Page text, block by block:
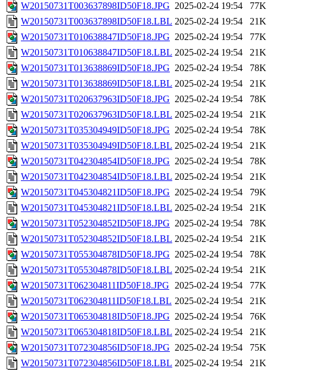
W20150731T003637898ID50F18.JPG 2025-02-24 19:54
77K
W20150731T003637898ID50F18.LBL 2025-02-24 19:54
21K
W20150731T010638847ID50F18.JPG 2025-02-24 19:54
77K
W20150731T010638847ID50F18.LBL 2025-02-24 19:54
21K
W20150731T013638869ID50F18.JPG 2025-02-24 19:54
78K
W20150731T013638869ID50F18.LBL 2025-02-24 19:54
21K
W20150731T020637963ID50F18.JPG 2025-02-24 19:54
78K
W20150731T020637963ID50F18.LBL 2025-02-24 19:54
21K
W20150731T035304949ID50F18.JPG 2025-02-24 19:54
78K
W20150731T035304949ID50F18.LBL 2025-02-24 19:54
21K
W20150731T042304854ID50F18.JPG 2025-02-24 19:54
78K
W20150731T042304854ID50F18.LBL 2025-02-24 19:54
21K
W20150731T045304821ID50F18.JPG 2025-02-24 19:54
79K
W20150731T045304821ID50F18.LBL 2025-02-24 19:54
21K
W20150731T052304852ID50F18.JPG 2025-02-24 19:54
78K
W20150731T052304852ID50F18.LBL 2025-02-24 19:54
21K
W20150731T055304878ID50F18.JPG 2025-02-24 19:54
78K
W20150731T055304878ID50F18.LBL 2025-02-24 19:54
21K
W20150731T062304811ID50F18.JPG 2025-02-24 19:54
77K
W20150731T062304811ID50F18.LBL 2025-02-24 19:54
21K
W20150731T065304818ID50F18.JPG 2025-02-24 19:54
76K
W20150731T065304818ID50F18.LBL 2025-02-24 19:54
21K
W20150731T072304856ID50F18.JPG 2025-02-24 19:54
75K
W20150731T072304856ID50F18.LBL 2025-02-24 19:54 21K